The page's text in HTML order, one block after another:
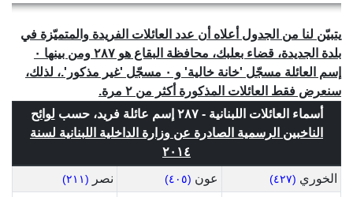
يتبيّن لنا من الجدول أعلاه أن عدد العائلات الفريدة والمتميّزة في
بلدة الجديدة، قضاء بعلبك، محافظة البقاع هو ٢٨٧ ومن بينها ٠
إسم العائلة مسجّل 'خانة خالية' و ٠ مسجّل 'غير مذكور'.، لذلك،
سنعرض فقط العائلات المذكورة أكثر من ٢ مرة.
أسماء العائلات اللبنانية - ٢٨٧ إسم عائلة فريد، حسب
لوائح
الناخبين الرسمية الصادرة عن وزارة الداخلية اللبنانية لسنة
٢٠١٤
الخوري (٤٢٧) عون (٤٠٥) نصر (٢١١)